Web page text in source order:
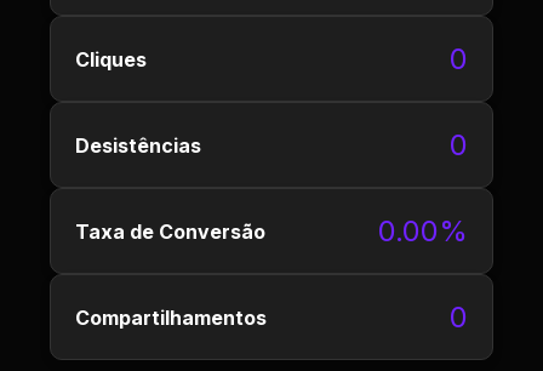
Cliques 0
Desistências 0
Taxa de Conversão 0.00%
Compartilhamentos 0